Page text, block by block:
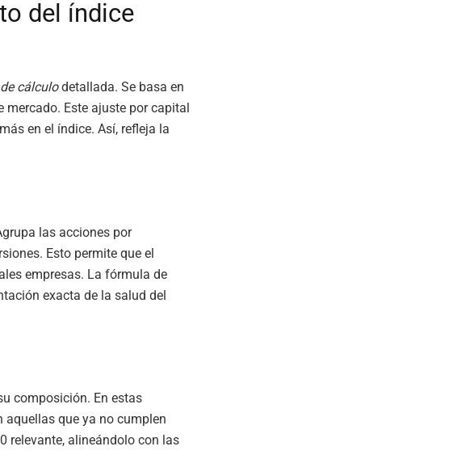
del índice
cálculodetallada. Se basa en
Este ajuste por capital
en el índice. Así, refleja la
las acciones por
Esto permite que el
empresas. La fórmula de
exacta de la salud del
composición. En estas
aquellas que ya no cumplen
relevante, alineándolo con las